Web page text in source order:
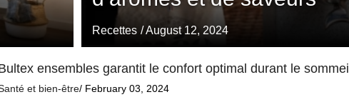
Recettes / August 12, 2024
ensembles garantit le confort optimal durant le sommeil
et bien-être/ February 03, 2024